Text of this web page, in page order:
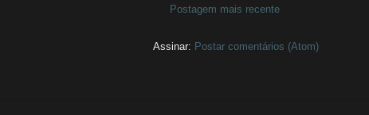
Postagem mais recente
Assinar: Postar comentários (Atom)